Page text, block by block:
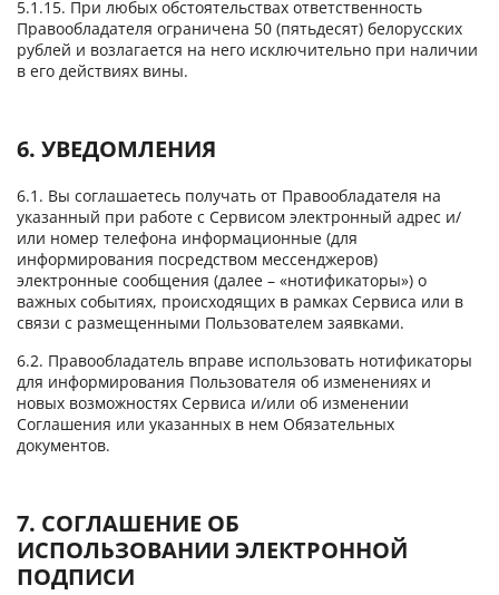
5.1.15. При любых обстоятельствах ответственность
Правообладателя ограничена 50 (пятьдесят) белорусских
рублей и возлагается на него исключительно при наличии
в его действиях вины.
6. УВЕДОМЛЕНИЯ
6.1. Вы соглашаетесь получать от Правообладателя на
указанный при работе с Сервисом электронный адрес и/
или номер телефона информационные (для
информирования посредством мессенджеров)
электронные сообщения (далее – «нотификаторы») о
важных событиях, происходящих в рамках Сервиса или в
связи с размещенными Пользователем заявками.
6.2. Правообладатель вправе использовать нотификаторы
для информирования Пользователя об изменениях и
новых возможностях Сервиса и/или об изменении
Соглашения или указанных в нем Обязательных
документов.
7. СОГЛАШЕНИЕ ОБ
ИСПОЛЬЗОВАНИИ ЭЛЕКТРОННОЙ
ПОДПИСИ